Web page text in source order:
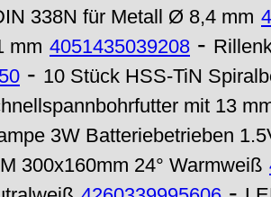
338N für Metall Ø 8,4 mm
mm 4051435039208 -
- 10 Stück HSS-TiN
mit 13
3W Batteriebetrieben
300x160mm 24° Warmweiß